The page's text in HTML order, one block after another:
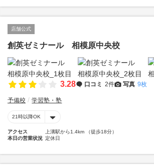
店舗公式
創英ゼミナール 相模原中央校
3.28 口コミ 2件 写真 9枚
予備校 学習塾・塾
21時以降OK
アクセス
上溝駅から1.4km （徒歩18分）
本日の営業状況 定休日